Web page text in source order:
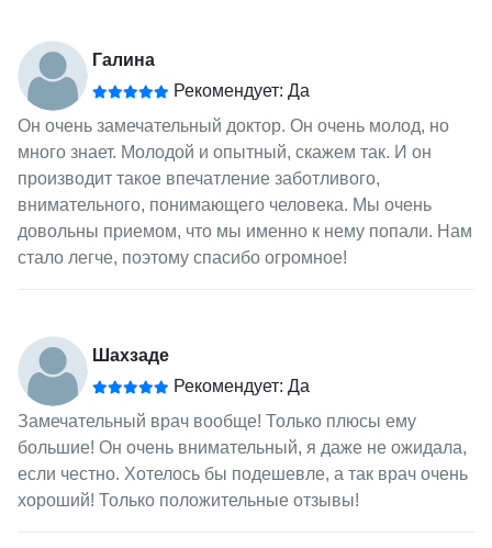
Галина
Рекомендует: Да
Он очень замечательный доктор. Он очень молод, но
много знает. Молодой и опытный, скажем так. И он
производит такое впечатление заботливого,
внимательного, понимающего человека. Мы очень
довольны приемом, что мы именно к нему попали. Нам
стало легче, поэтому спасибо огромное!
Шахзаде
Рекомендует: Да
Замечательный врач вообще! Только плюсы ему
большие! Он очень внимательный, я даже не ожидала,
если честно. Хотелось бы подешевле, а так врач очень
хороший! Только положительные отзывы!